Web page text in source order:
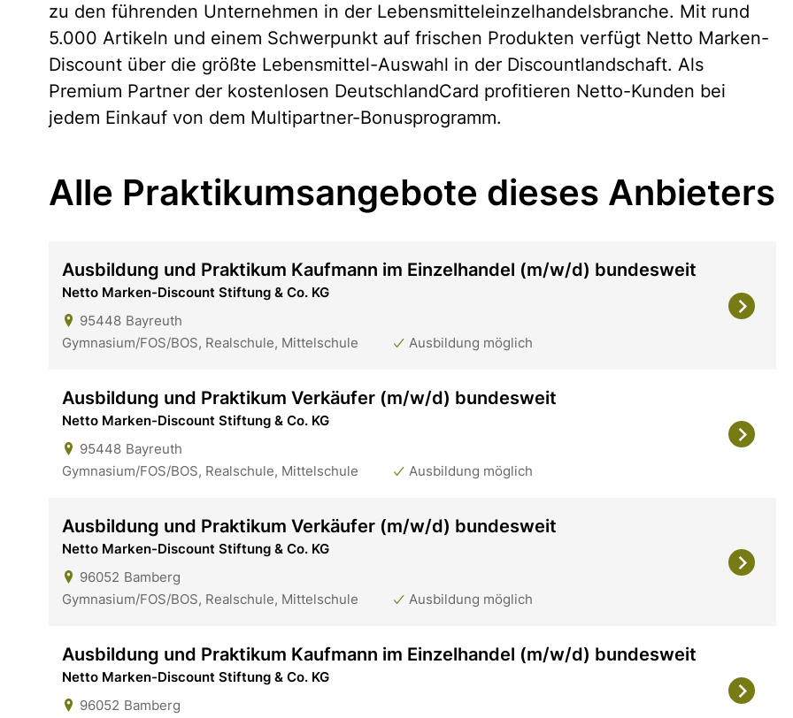
zu den führenden Unternehmen in der Lebensmitteleinzelhandelsbranche. Mit rund
5.000 Artikeln und einem Schwerpunkt auf frischen Produkten verfügt Netto Marken-
Discount über die größte Lebensmittel-Auswahl in der Discountlandschaft. Als
Premium Partner der kostenlosen DeutschlandCard profitieren Netto-Kunden bei
jedem Einkauf von dem Multipartner-Bonusprogramm.
Alle Praktikumsangebote dieses Anbieters
Ausbildung und Praktikum Kaufmann im Einzelhandel (m/w/d) bundesweit
Netto Marken-Discount Stiftung & Co. KG
95448 Bayreuth
Gymnasium/FOS/BOS, Realschule, Mittelschule
Ausbildung möglich
Ausbildung und Praktikum Verkäufer (m/w/d) bundesweit
Netto Marken-Discount Stiftung & Co. KG
95448 Bayreuth
Gymnasium/FOS/BOS, Realschule, Mittelschule
Ausbildung möglich
Ausbildung und Praktikum Verkäufer (m/w/d) bundesweit
Netto Marken-Discount Stiftung & Co. KG
96052 Bamberg
Gymnasium/FOS/BOS, Realschule, Mittelschule
Ausbildung möglich
Ausbildung und Praktikum Kaufmann im Einzelhandel (m/w/d) bundesweit
Netto Marken-Discount Stiftung & Co. KG
96052 Bamberg